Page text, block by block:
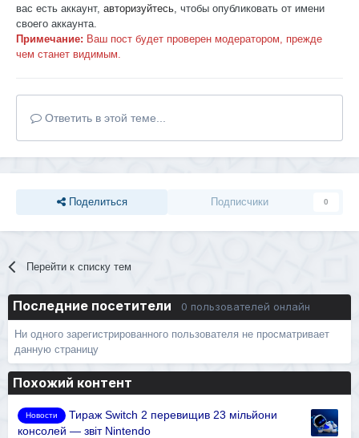
вас есть аккаунт, авторизуйтесь , чтобы опубликовать от имени
своего аккаунта.
Примечание: Ваш пост будет проверен модератором, прежде
чем станет видимым.
Ответить в этой теме...
Поделиться Подписчики 0
Перейти к списку тем
Последние посетители 0 пользователей онлайн
Ни одного зарегистрированного пользователя не просматривает
данную страницу
Похожий контент
Новости
Тираж Switch 2 перевищив 23 мільйони
консолей — звіт Nintendo